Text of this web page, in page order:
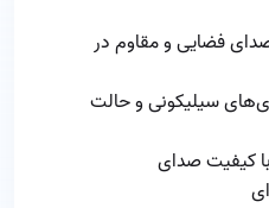
با صدای فضایی و مقاوم در
سیلیکونی و حالت
کیفیت صدای